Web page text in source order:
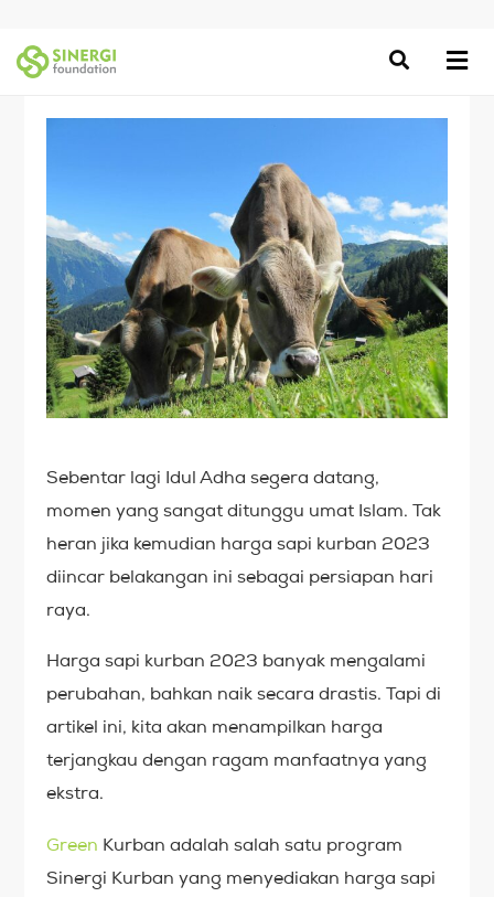
Sebentar lagi Idul Adha segera datang,
momen yang sangat ditunggu umat Islam. Tak
heran jika kemudian harga sapi kurban 2023
diincar belakangan ini sebagai persiapan hari
raya.
Harga sapi kurban 2023 banyak mengalami
perubahan, bahkan naik secara drastis. Tapi di
artikel ini, kita akan menampilkan harga
terjangkau dengan ragam manfaatnya yang
ekstra.
Green Kurban adalah salah satu program
Sinergi Kurban yang menyediakan harga sapi